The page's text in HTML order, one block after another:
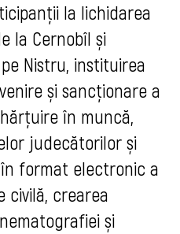
la lichidarea
la Cernobîl și
Nistru, instituirea
și sancționare a
în muncă,
judecătorilor și
format electronic a
civilă, crearea
și